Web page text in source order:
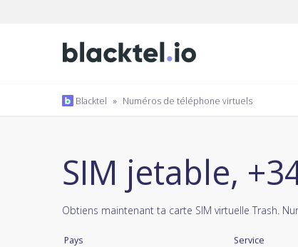
Blacktel » Numéros de téléphone virtuels
SIM jetable,
Obtiens maintenant ta carte SIM virtuelle Trash.
Pays Service